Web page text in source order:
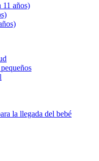
11 años)
la llegada del bebé